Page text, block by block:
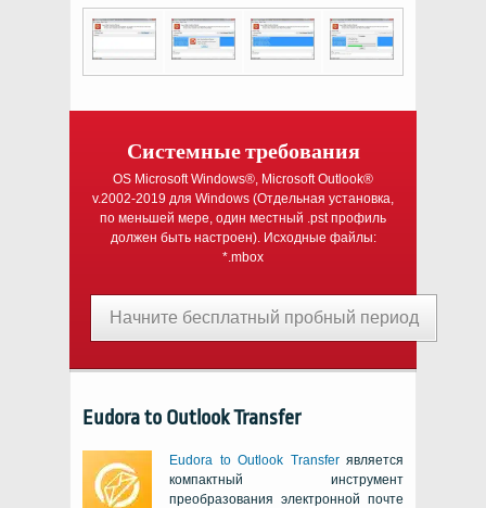
Системные требования
OS Microsoft Windows®, Microsoft Outlook®
v.2002-2019 для Windows (Отдельная установка,
по меньшей мере, один местный .pstпрофиль
должен быть настроен). Исходные файлы:
*.mbox
Начните бесплатный пробный период
Eudora to Outlook Transfer
Eudora to Outlook Transferявляется
компактный инструмент
преобразования электронной почте